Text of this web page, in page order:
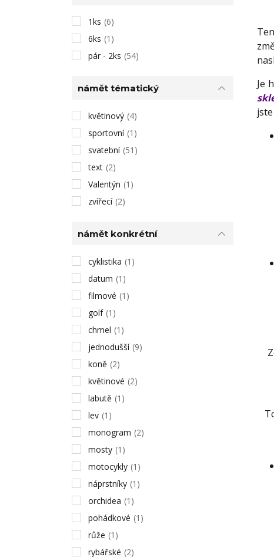
Je
1ks (6)
6ks (1)
pár - 2ks (54)
námět tématický
květinový (4)
sportovní (1)
svatební (51)
text (2)
Valentýn (1)
zvířecí (2)
námět konkrétní
cyklistika (1)
datum (1)
filmové (1)
golf (1)
chmel (1)
jednodušší (9)
koně (2)
květinové (2)
labutě (1)
lev (1)
monogram (2)
mosty (1)
motocykly (1)
náprstníky (1)
orchidea (1)
pohádkové (1)
růže (1)
rybářské (2)